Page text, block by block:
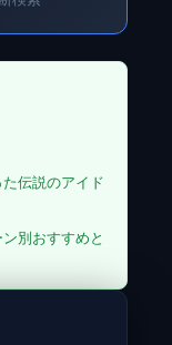
伝説のアイド
別おすすめと